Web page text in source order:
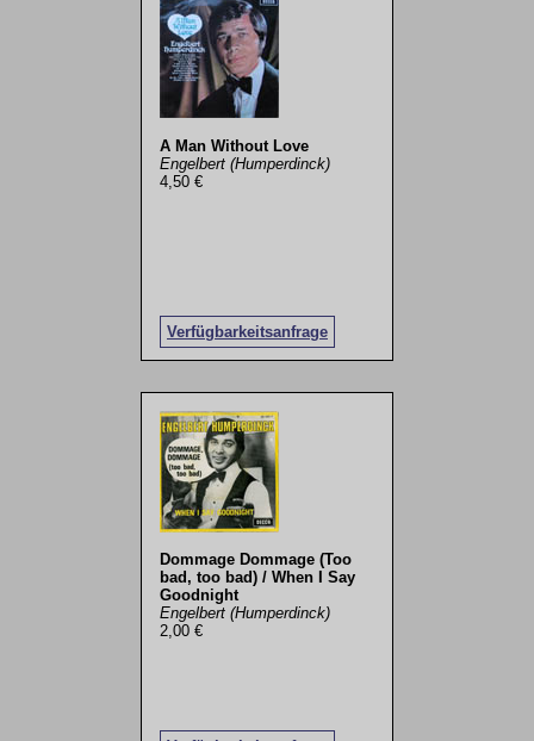
A Man Without Love
Engelbert (Humperdinck)
4,50 €
Verfügbarkeitsanfrage
Dommage Dommage (Too
bad, too bad) / When I Say
Goodnight
Engelbert (Humperdinck)
2,00 €